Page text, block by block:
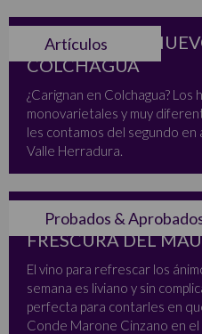
Artículos
GUAIRABO, EL
COLCHAGUA
¿Carignan en Colchagua?
monovarietales y muy
les contamos del segundo
Valle Herradura.
Probados &
ERASMO ROSÉ
FRESCURA DEL
El vino para refrescar los
semana es liviano y sin
perfecta para contarles en
Conde Marone Cinzano en